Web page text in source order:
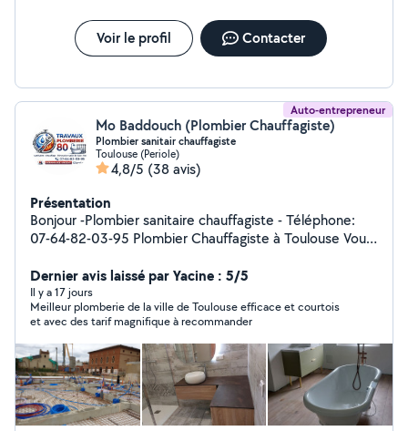
Voir le profil Contacter
Auto-entrepreneur
Mo Baddouch (Plombier Chauffagiste)
Plombier sanitair chauffagiste
Toulouse (Periole)
4,8/5 (38 avis)
Présentation
Bonjour -Plombier sanitaire chauffagiste - Téléphone:
07-64-82-03-95 Plombier Chauffagiste à Toulouse Vous
plomberie et de chauffage à Toulouse et ses alentours ?
Baddouch Mohamed vous propose des prestations de
qualité pour particuliers et professionnels. Plomberie :
Recherche et réparation de fuites Débouchage WC,
évier, lavabo, canalisations Installation et remplacement
de robinetterie Création et rénovation de salle de bain
Pose et remplacement de chauffe-eau Chauffage :
Installation de chaudières (gaz, électrique) Entretien et
dépannage chauffage Remplacement de radiateurs
Dernier avis laissé par Yacine : 5/5
Il y a 17 jours
Meilleur plomberie de la ville de Toulouse efficace et courtois
et avec des tarif magnifique à recommander